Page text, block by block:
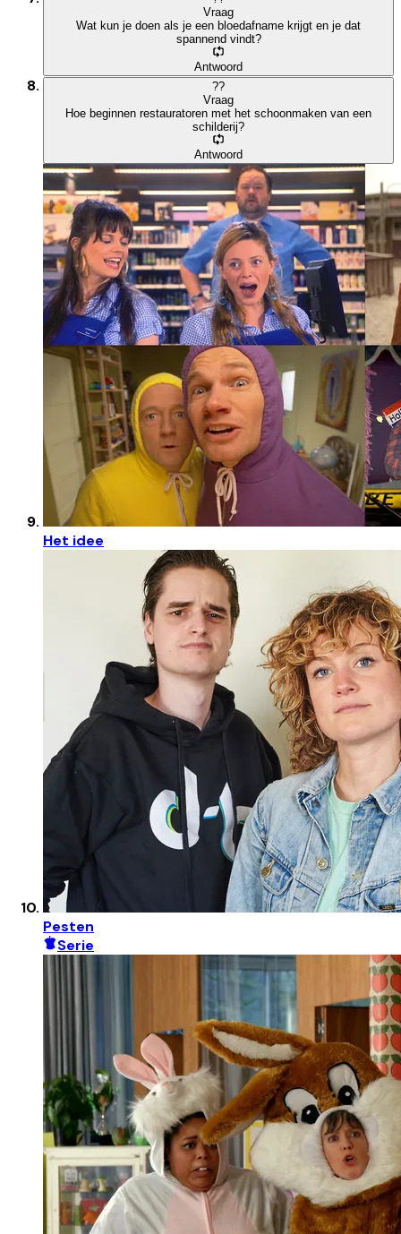
Vraag
Wat kun je doen als je een bloedafname krijgt en je dat
spannend vindt?
Antwoord
??
Vraag
Hoe beginnen restauratoren met het schoonmaken van een
schilderij?
Antwoord
Het idee
Pesten
Serie